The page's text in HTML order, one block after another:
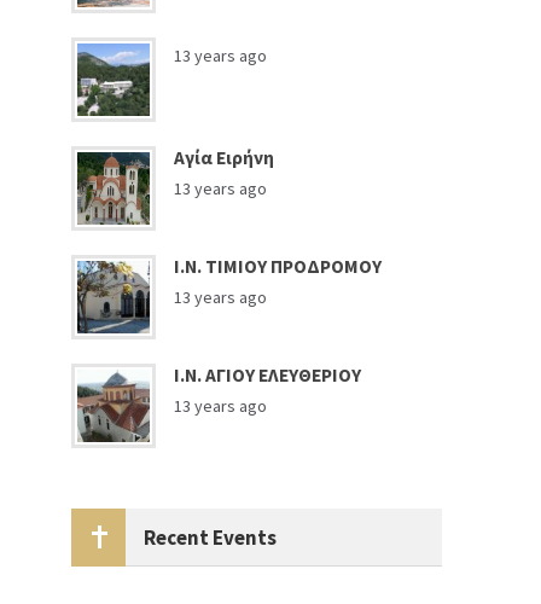
13 years ago
Αγία Ειρήνη
13 years ago
Ι.Ν. ΤΙΜΙΟΥ ΠΡΟΔΡΟΜΟΥ
13 years ago
Ι.Ν. ΑΓΙΟΥ ΕΛΕΥΘΕΡΙΟΥ
13 years ago
Recent Events